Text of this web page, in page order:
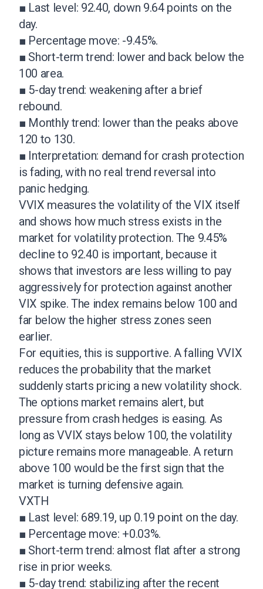
■ Last level: 92.40, down 9.64 points on the
day.
■ Percentage move: -9.45%.
■ Short-term trend: lower and back below the
100 area.
■ 5-day trend: weakening after a brief
rebound.
■ Monthly trend: lower than the peaks above
120 to 130.
■ Interpretation: demand for crash protection
is fading, with no real trend reversal into
panic hedging.
VVIX measures the volatility of the VIX itself
and shows how much stress exists in the
market for volatility protection. The 9.45%
decline to 92.40 is important, because it
shows that investors are less willing to pay
aggressively for protection against another
VIX spike. The index remains below 100 and
far below the higher stress zones seen
earlier.
For equities, this is supportive. A falling VVIX
reduces the probability that the market
suddenly starts pricing a new volatility shock.
The options market remains alert, but
pressure from crash hedges is easing. As
long as VVIX stays below 100, the volatility
picture remains more manageable. A return
above 100 would be the first sign that the
market is turning defensive again.
VXTH
■ Last level: 689.19, up 0.19 point on the day.
■ Percentage move: +0.03%.
■ Short-term trend: almost flat after a strong
rise in prior weeks.
■ 5-day trend: stabilizing after the recent